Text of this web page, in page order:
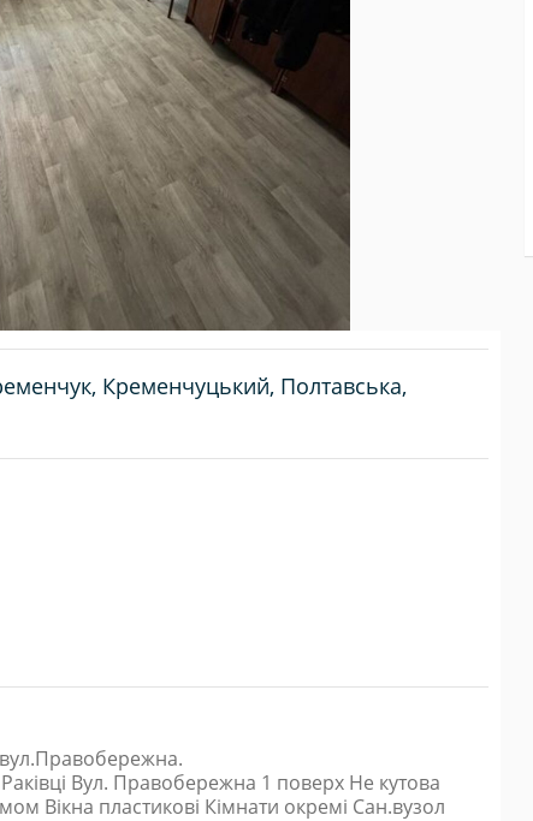
Кременчуцький, Полтавська,
Вул. Правобережна 1 поверх Не кутова
Вікна пластикові Кімнати окремі Сан.вузол